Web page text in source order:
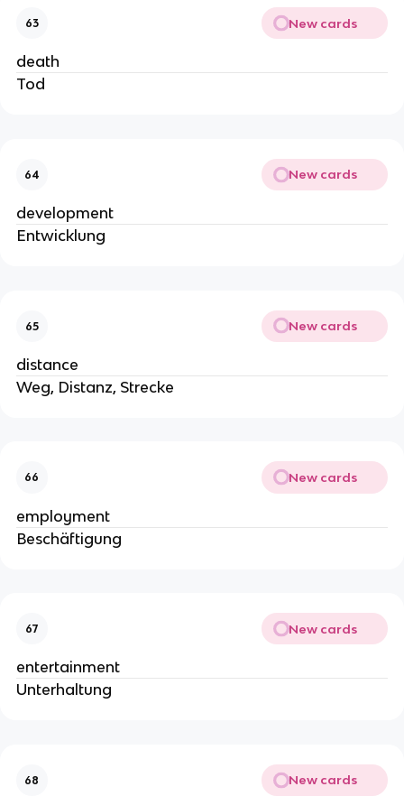
63 New cards
death
Tod
64 New cards
development
Entwicklung
65 New cards
distance
Weg, Distanz, Strecke
66 New cards
employment
Beschäftigung
67 New cards
entertainment
Unterhaltung
68 New cards